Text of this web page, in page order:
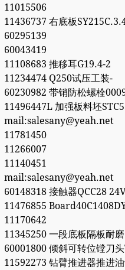
11015506
11436737 右底板
60295139
60043419
11108683 推移耳G19.4-2
11234474 Q250试压工装-
60230982 带销防松螺栓
11496447L 加强板料坯
mail:salesany@yeah.net
11781450
11266007
11140451
mail:salesany@yeah.net
60148318 接触器QCC28
11476855
11170642
11345250 一段底板隔板耐
60001800 倾斜可转位镗刀
11592273 钻臂推进器推进